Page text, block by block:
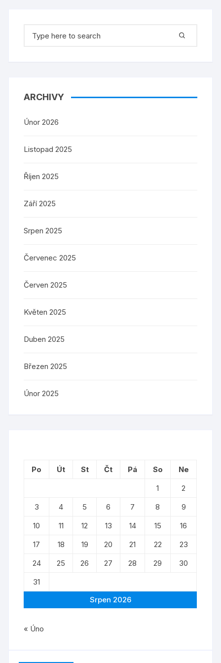
for:
ARCHIVY
Únor 2026
Listopad 2025
Říjen 2025
Září 2025
Srpen 2025
Červenec 2025
Červen 2025
Květen 2025
Duben 2025
Březen 2025
Únor 2025
Srpen 2026
Po Út St Čt Pá So
Ne
1
2
3
4 5 6 7 8
9
10
11 12 13 14 15
16
17
18 19 20 21 22
23
24
25 26 27 28 29
30
31
« Úno